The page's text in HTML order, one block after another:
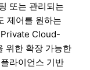
또는 관리되는
제어를 원하는
Private Cloud-
위한 확장 가능한
라이언스 기반